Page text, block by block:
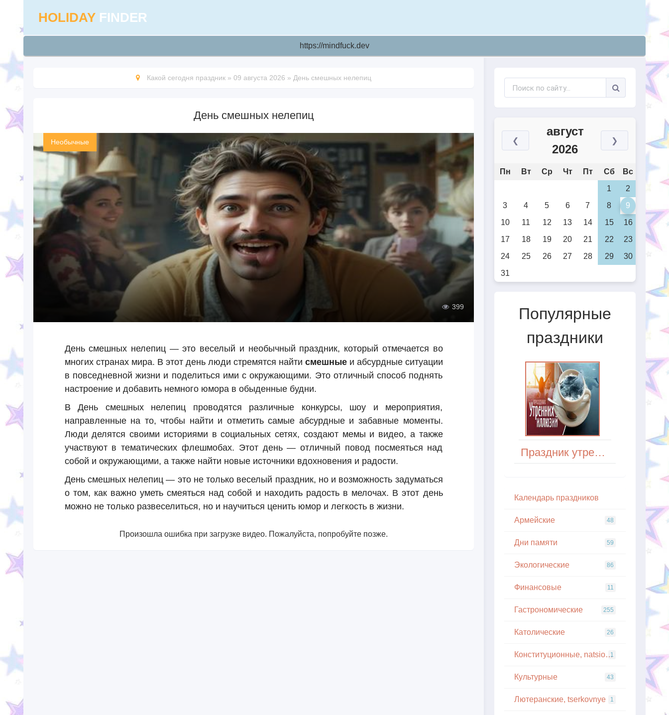
HOLIDAY FINDER
https://mindfuck.dev
Какой сегодня праздник » 09 августа 2026 » День смешных нелепиц
День смешных нелепиц
Необычные
399
День смешных нелепиц — это веселый и необычный праздник, который отмечается во
многих странах мира. В этот день люди стремятся найти смешныеи абсурдные ситуации
в повседневной жизни и поделиться ими с окружающими. Это отличный способ поднять
настроение и добавить немного юмора в обыденные будни.
В День смешных нелепиц проводятся различные конкурсы, шоу и мероприятия,
направленные на то, чтобы найти и отметить самые абсурдные и забавные моменты.
Люди делятся своими историями в социальных сетях, создают мемы и видео, а также
участвуют в тематических флешмобах. Этот день — отличный повод посмеяться над
собой и окружающими, а также найти новые источники вдохновения и радости.
День смешных нелепиц — это не только веселый праздник, но и возможность задуматься
о том, как важно уметь смеяться над собой и находить радость в мелочах. В этот день
можно не только развеселиться, но и научиться ценить юмор и легкость в жизни.
Произошла ошибка при загрузке видео. Пожалуйста, попробуйте позже.
❮
август
2026
❯
Пн Вт Ср Чт Пт Сб
Вс
1
2
3
4 5 6 7 8
9
10
11 12 13 14 15
16
17
18 19 20 21 22
23
24
25 26 27 28 29
30
31
Популярные
праздники
Праздник утренних иллюзий
Кaлeндapь пpaздникoв
Армейские 48
Дни памяти 59
Экологические 86
Финансовые 11
Гастрономические 255
Католические 26
Конституционные, natsionalnye
1
Культурные 43
Лютеранские, tserkovnye 1